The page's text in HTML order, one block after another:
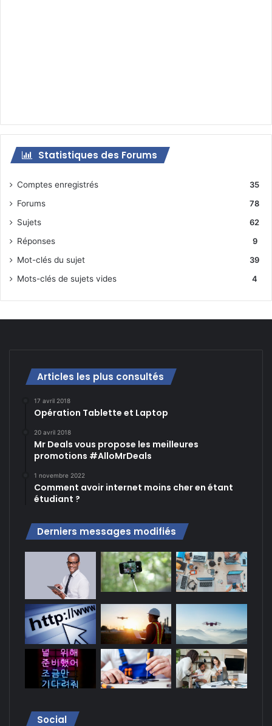
Statistiques des Forums
Comptes enregistrés
35
Forums
78
Sujets
62
Réponses
9
Mot-clés du sujet
39
Mots-clés de sujets vides
4
Articles les plus consultés
17 avril 2018
Opération Tablette et Laptop
20 avril 2018
Mr Deals vous propose les meilleures
promotions #AlloMrDeals
1 novembre 2022
Comment avoir internet moins cher en étant
étudiant ?
Derniers messages modifiés
Social